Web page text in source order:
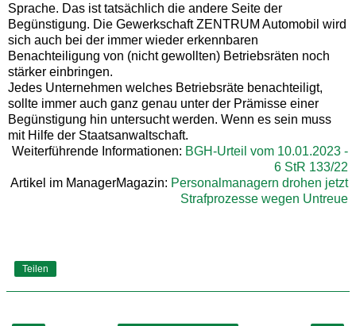
Sprache. Das ist tatsächlich die andere Seite der
Begünstigung. Die Gewerkschaft ZENTRUM Automobil wird
sich auch bei der immer wieder erkennbaren
Benachteiligung von (nicht gewollten) Betriebsräten noch
stärker einbringen.
Jedes Unternehmen welches Betriebsräte benachteiligt,
sollte immer auch ganz genau unter der Prämisse einer
Begünstigung hin untersucht werden. Wenn es sein muss
mit Hilfe der Staatsanwaltschaft.
Weiterführende Informationen: BGH-Urteil vom 10.01.2023 -
6 StR 133/22
Artikel im ManagerMagazin: Personalmanagern drohen jetzt
Strafprozesse wegen Untreue
Teilen